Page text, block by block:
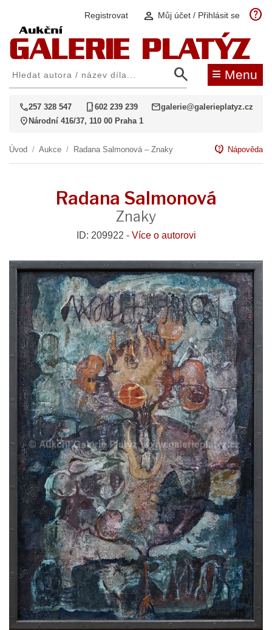
Registrovat person Můj účet / Přihlásit se help
search ≡ Menu
call257 328 547 phone_iphone602 239 239 mailgalerie@galerieplatyz.cz
location_on Národní 416/37, 110 00 Praha 1
Úvod / Aukce / Radana Salmonová – Znaky contact_support Nápověda
Radana Salmonová
Znaky
ID: 209922 - Více o autorovi